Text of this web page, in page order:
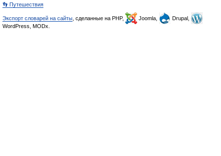
👣 Путешествия
Экспорт словарей на сайты , сделанные на PHP, Joomla,
Drupal,
WordPress, MODx.